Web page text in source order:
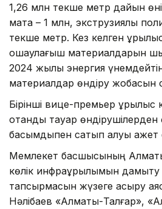
1,26 млн текше метр дайын
мақта – 1 млн, экструзиялық
текше метр. Кез келген
оқшаулағыш материалдарын
2024 жылы энергия
материалдар өндіру жобасын
Бірінші вице-премьер
отандық тауар өндірушілерден
басымдықпен сатып алуы қажет
Мемлекет басшысының
көлік инфрақұрылымын дамыту
тапсырмасын жүзеге асыру
Нәлібаев «Алматы-Талғар»,